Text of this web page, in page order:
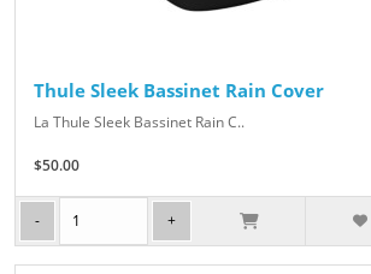
Thule Sleek Bassinet Rain Cover
La Thule Sleek Bassinet Rain C..
$50.00